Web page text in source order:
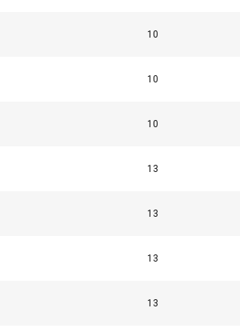
10
10
10
13
13
13
13